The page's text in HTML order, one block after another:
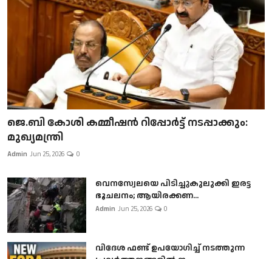
ജെ.ബി കോശി കമ്മീഷൻ റിപ്പോർട്ട് നടപ്പാക്കും:
മുഖ്യമന്ത്രി
Admin Jun 25, 2026 0
വെനസ്വേലയെ പിടിച്ചുകുലുക്കി ഇരട്ട
ഭൂചലനം; ആയിരക്കണ...
Admin Jun 25, 2026 0
വിദേശ ഫണ്ട് ഉപയോഗിച്ച് നടത്തുന്ന